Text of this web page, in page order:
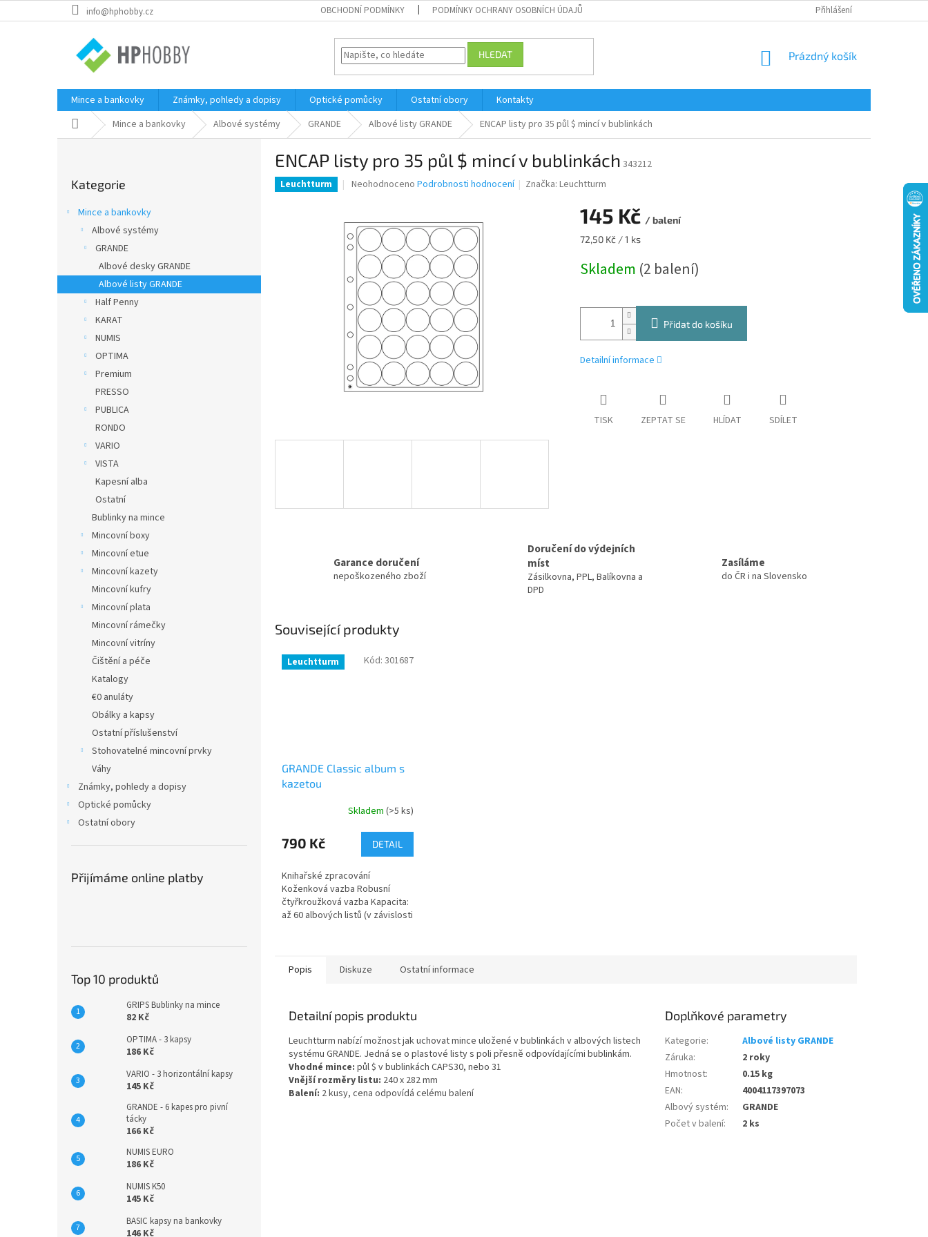
na
info@hphobby.cz OBCHODNÍ PODMÍNKY PODMÍNKY OCHRANY OSOBNÍCH ÚDAJŮ Přihlášení
HLEDAT
NÁKUPNÍ
Prázdný košík
Mince a bankovky Známky, pohledy a dopisy Optické pomůcky Ostatní obory
Kontakty
Domů Mince a bankovky Albové systémy GRANDE Albové listy GRANDE ENCAP listy pro 35 půl $ mincí v bublinkách
a
kategorie
Kategorie
Mince a bankovky
Albové systémy
GRANDE
Albové desky GRANDE
Albové listy GRANDE
Half Penny
KARAT
NUMIS
OPTIMA
Premium
PRESSO
PUBLICA
RONDO
VARIO
VISTA
Kapesní alba
Ostatní
Bublinky na mince
Mincovní boxy
Mincovní etue
Mincovní kazety
Mincovní kufry
Mincovní plata
Mincovní rámečky
Mincovní vitríny
Čištění a péče
Katalogy
€0 anuláty
Obálky a kapsy
Ostatní příslušenství
Stohovatelné mincovní prvky
Váhy
Známky, pohledy a dopisy
Optické pomůcky
Ostatní obory
Přijímáme online platby
Top 10 produktů
GRIPS Bublinky na mince
82 Kč
OPTIMA - 3 kapsy
186 Kč
VARIO - 3 horizontální kapsy
145 Kč
GRANDE - 6 kapes pro pivní
tácky
166 Kč
NUMIS EURO
186 Kč
NUMIS K50
145 Kč
BASIC kapsy na bankovky
146 Kč
ENCAP listy pro 35 půl $ mincí v bublinkách 343212
Leuchtturm
Průměrné
je
0,0
z
hvězdiček.
Neohodnoceno Podrobnosti hodnocení Značka:Leuchtturm
145 Kč / balení
Měrná
72,50 Kč / 1 ks
Skladem (2 balení)
Přidat do košíku
Detailní informace
TISK ZEPTAT SE HLÍDAT SDÍLET
Garance doručení
nepoškozeného zboží
Doručení do výdejních
míst
Zásilkovna, PPL, Balíkovna a
DPD
Zasíláme
do ČR i na Slovensko
Související produkty
Leuchtturm
GRANDE Classic album s
kazetou
Skladem (>5 ks)
790 Kč DETAIL
Knihařské zpracování
Koženková vazba Robusní
čtyřkroužková vazba Kapacita:
až 60 albových listů (v závislosti
Kód: 301687
Popis Diskuze Ostatní informace
Detailní popis produktu
Leuchtturm nabízí možnost jak uchovat mince uložené v bublinkách v albových listech
systému GRANDE. Jedná se o plastové listy s poli přesně odpovídajícími bublinkám.
Vhodné mince: půl $ v bublinkách CAPS30, nebo 31
Vnější rozměry listu: 240 x 282 mm
Balení: 2 kusy, cena odpovídá celému balení
Doplňkové parametry
Kategorie:
Albové listy GRANDE
Záruka:
2 roky
Hmotnost:
0.15 kg
EAN:
4004117397073
Albový systém:
GRANDE
Počet v balení: 2 ks